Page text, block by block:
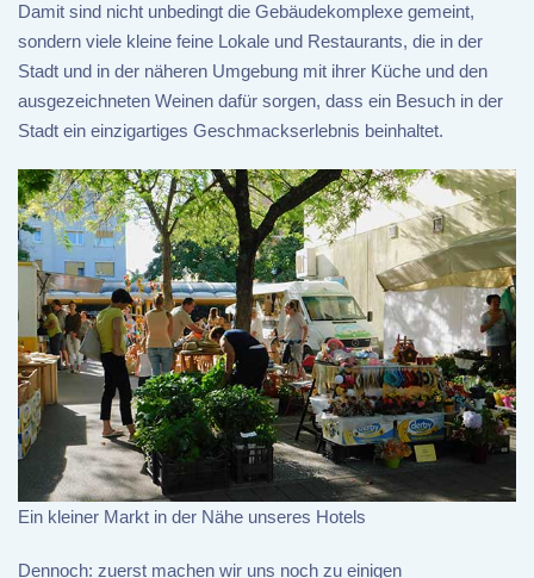
Damit sind nicht unbedingt die Gebäudekomplexe gemeint,
sondern viele kleine feine Lokale und Restaurants, die in der
Stadt und in der näheren Umgebung mit ihrer Küche und den
ausgezeichneten Weinen dafür sorgen, dass ein Besuch in der
Stadt ein einzigartiges Geschmackserlebnis beinhaltet.
Ein kleiner Markt in der Nähe unseres Hotels
Dennoch: zuerst machen wir uns noch zu einigen